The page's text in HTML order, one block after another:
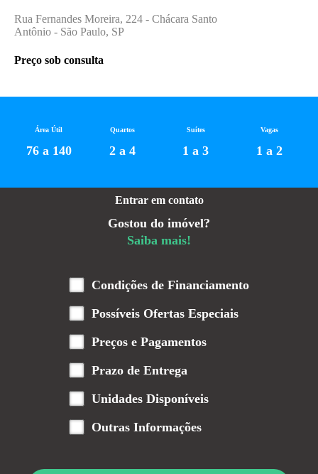
Entrar em contato
Gostou do imóvel?
Saiba mais!
Condições de Financiamento
Possíveis Ofertas Especiais
Preços e Pagamentos
Prazo de Entrega
Unidades Disponíveis
Outras Informações
Área Útil
76 a 140
Quartos
2 a 4
Suítes
1 a 3
Vagas
1 a 2
Rua Fernandes Moreira, 224 - Chácara Santo
Antônio - São Paulo, SP
Preço sob consulta